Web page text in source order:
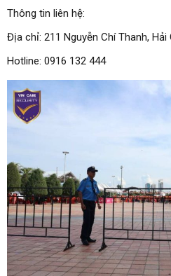
Thông tin liên hệ:
Địa chỉ: 211 Nguyễn Chí Thanh, Hải
Hotline: 0916 132 444